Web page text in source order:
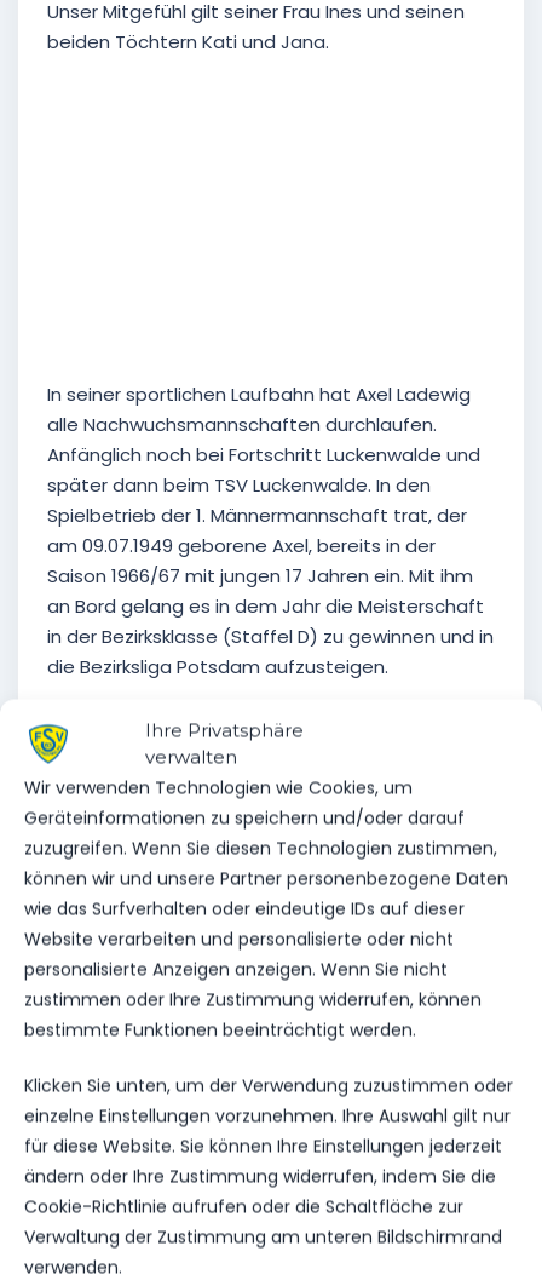
Ihre Privatsphäre
verwalten
Wir verwenden Technologien wie Cookies, um
Geräteinformationen zu speichern und/oder darauf
zuzugreifen. Wenn Sie diesen Technologien zustimmen,
können wir und unsere Partner personenbezogene Daten
wie das Surfverhalten oder eindeutige IDs auf dieser
Website verarbeiten und personalisierte oder nicht
personalisierte Anzeigen anzeigen. Wenn Sie nicht
zustimmen oder Ihre Zustimmung widerrufen, können
bestimmte Funktionen beeinträchtigt werden.
Klicken Sie unten, um der Verwendung zuzustimmen oder
einzelne Einstellungen vorzunehmen. Ihre Auswahl gilt nur
für diese Website. Sie können Ihre Einstellungen jederzeit
ändern oder Ihre Zustimmung widerrufen, indem Sie die
Cookie-Richtlinie aufrufen oder die Schaltfläche zur
Verwaltung der Zustimmung am unteren Bildschirmrand
verwenden.
Unser Mitgefühl gilt seiner Frau Ines und seinen
beiden Töchtern Kati und Jana.
In seiner sportlichen Laufbahn hat Axel Ladewig
alle Nachwuchsmannschaften durchlaufen.
Anfänglich noch bei Fortschritt Luckenwalde und
später dann beim TSV Luckenwalde. In den
Spielbetrieb der 1. Männermannschaft trat, der
am 09.07.1949 geborene Axel, bereits in der
Saison 1966/67 mit jungen 17 Jahren ein. Mit ihm
an Bord gelang es in dem Jahr die Meisterschaft
in der Bezirksklasse (Staffel D) zu gewinnen und in
die Bezirksliga Potsdam aufzusteigen.
In der Saison 1968/69 gelang nach dem Abstieg
1968, dann gleich der Wiederaufstieg in die
Bezirksliga Potsdam (siehe Foto 1 oben). Dabei
erzielte Axel in 24 Spielen 16 Tore.
Ein Highlight in seiner sportlichen Laufbahn war
dann das Pokalspiel um den FDGB Pokal in Beelitz
gegen Motor Hennigsdorf. Dabei verlor der TSV
nach einer torlosen Partie im anschließenden
Elfmeterschiessen mit 7:6.
In den Folgejahren hielt sich sein Team in der
gelang unter Trainer Rüdiger Riethdorf der
Wiederaufstieg und das “Schlitzohr” steuerte in
27 Spielen 20 Tore bei. 1982 hing Axel dann mit 32
Jahren die Fussballschuhe an den Nagel und
wechselte weitere Jahre in das Traineramt der 2.
Männermannschaft des TSV Luckenwalde.